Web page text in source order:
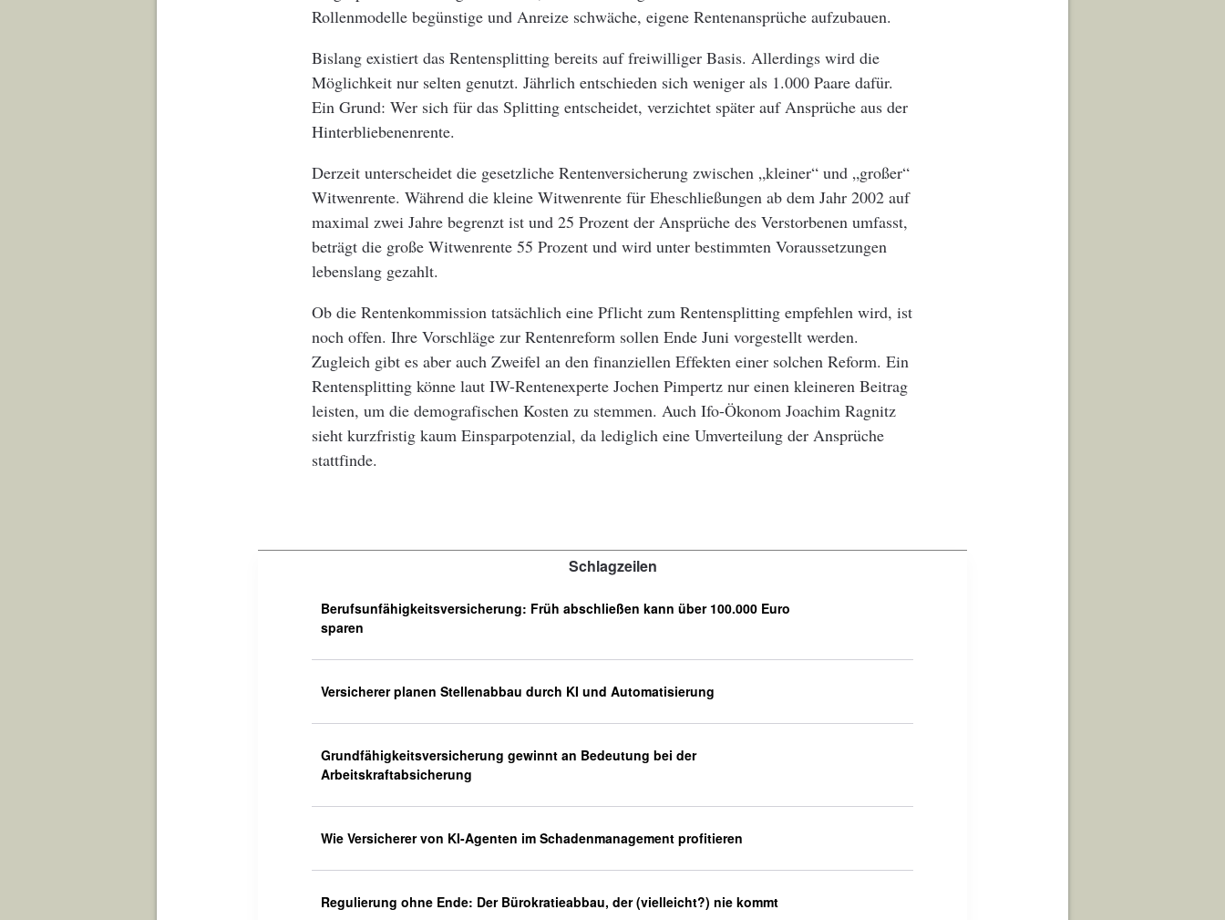
Rollenmodelle begünstige und Anreize schwäche, eigene Rentenansprüche aufzubauen.
Bislang existiert das Rentensplitting bereits auf freiwilliger Basis. Allerdings wird die
Möglichkeit nur selten genutzt. Jährlich entschieden sich weniger als 1.000 Paare dafür.
Ein Grund: Wer sich für das Splitting entscheidet, verzichtet später auf Ansprüche aus der
Hinterbliebenenrente.
Derzeit unterscheidet die gesetzliche Rentenversicherung zwischen „kleiner“ und „großer“
Witwenrente. Während die kleine Witwenrente für Eheschließungen ab dem Jahr 2002 auf
maximal zwei Jahre begrenzt ist und 25 Prozent der Ansprüche des Verstorbenen umfasst,
beträgt die große Witwenrente 55 Prozent und wird unter bestimmten Voraussetzungen
lebenslang gezahlt.
Ob die Rentenkommission tatsächlich eine Pflicht zum Rentensplitting empfehlen wird, ist
noch offen. Ihre Vorschläge zur Rentenreform sollen Ende Juni vorgestellt werden.
Zugleich gibt es aber auch Zweifel an den finanziellen Effekten einer solchen Reform. Ein
Rentensplitting könne laut IW-Rentenexperte Jochen Pimpertz nur einen kleineren Beitrag
leisten, um die demografischen Kosten zu stemmen. Auch Ifo-Ökonom Joachim Ragnitz
sieht kurzfristig kaum Einsparpotenzial, da lediglich eine Umverteilung der Ansprüche
stattfinde.
Schlagzeilen
Berufsunfähigkeitsversicherung: Früh abschließen kann über 100.000 Euro
sparen
Versicherer planen Stellenabbau durch KI und Automatisierung
Grundfähigkeitsversicherung gewinnt an Bedeutung bei der
Arbeitskraftabsicherung
Wie Versicherer von KI-Agenten im Schadenmanagement profitieren
Regulierung ohne Ende: Der Bürokratieabbau, der (vielleicht?) nie kommt